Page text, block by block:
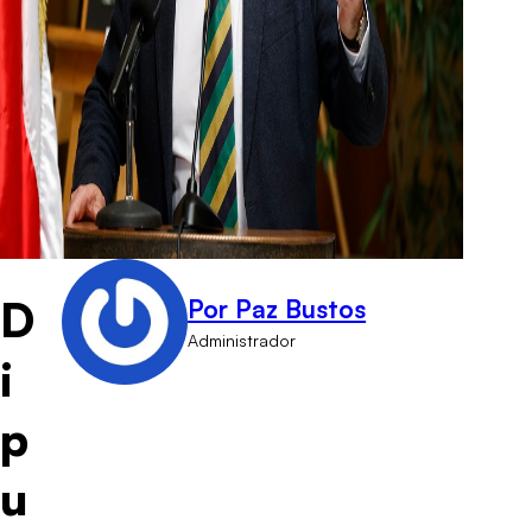
D
i
p
u
Por Paz Bustos
Administrador